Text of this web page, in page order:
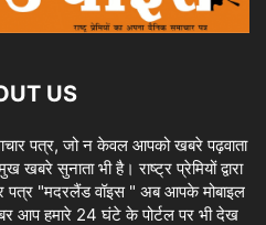
US
पत्र, जो न केवल आपको खबरे पढ़वाता
सुनाता भी है। राष्ट्र प्रेमियों द्वारा
पत्र "मदरलैंड वॉइस " अब आपके मोबाइल
आप हमारे 24 घंटे के पोर्टल पर भी देख